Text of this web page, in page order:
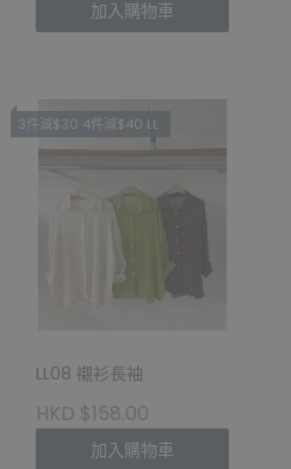
加入購物車
3件減$30 4件減$40 LL
LL08 襯衫長袖
HKD $158.00
加入購物車